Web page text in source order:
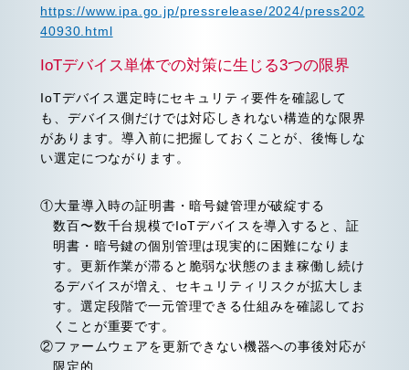
https://www.ipa.go.jp/pressrelease/2024/press202
40930.html
IoTデバイス単体での対策に生じる3つの限界
IoTデバイス選定時にセキュリティ要件を確認して
も、デバイス側だけでは対応しきれない構造的な限界
があります。導入前に把握しておくことが、後悔しな
い選定につながります。
①大量導入時の証明書・暗号鍵管理が破綻する
数百〜数千台規模でIoTデバイスを導入すると、証
明書・暗号鍵の個別管理は現実的に困難になりま
す。更新作業が滞ると脆弱な状態のまま稼働し続け
るデバイスが増え、セキュリティリスクが拡大しま
す。選定段階で一元管理できる仕組みを確認してお
くことが重要です。
②ファームウェアを更新できない機器への事後対応が
限定的